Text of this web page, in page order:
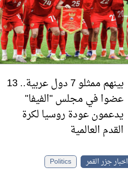
بينهم ممثلو 7 دول عربية.. 13
عضوا في مجلس "الفيفا"
يدعمون عودة روسيا لكرة
القدم العالمية
اخبار جزر القمر
Politics